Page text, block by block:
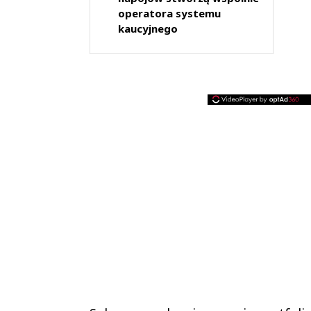
operatora systemu
kaucyjnego